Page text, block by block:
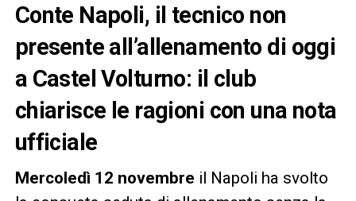
Conte Napoli, il tecnico non
presente all’allenamento di oggi
a Castel Volturno: il club
chiarisce le ragioni con una nota
ufficiale
Mercoledì 12 novembre il Napoli ha svolto